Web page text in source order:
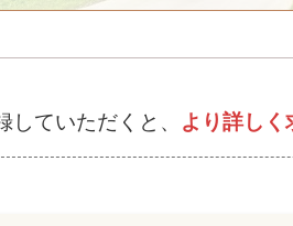
していただくと、 より詳しく